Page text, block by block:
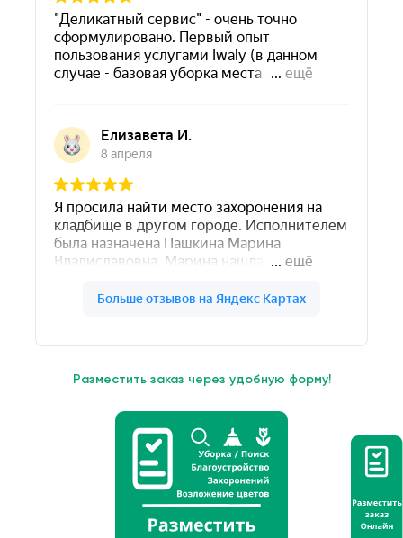
Разместить заказ через удобную форму!